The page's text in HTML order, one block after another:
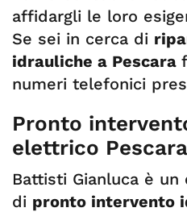
affidargli le loro
Se sei in cerca di
idrauliche a Pescara
numeri telefonici
Pronto
elettrico Pescara
Battisti Gianluca è
di pronto intervento